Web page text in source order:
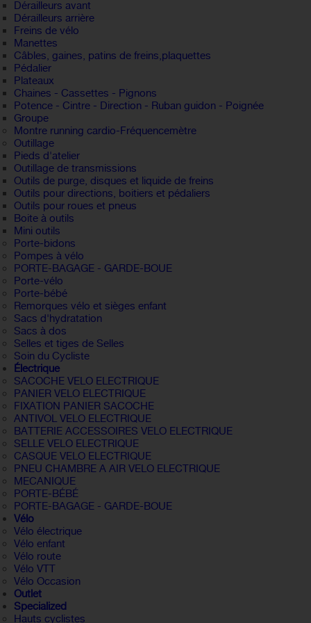
Dérailleurs avant
Dérailleurs arrière
Freins de vélo
Manettes
Câbles, gaines, patins de freins,plaquettes
Pédalier
Plateaux
Chaines - Cassettes - Pignons
Potence - Cintre - Direction - Ruban guidon - Poignée
Groupe
Montre running cardio-Fréquencemètre
Outillage
Pieds d'atelier
Outillage de transmissions
Outils de purge, disques et liquide de freins
Outils pour directions, boitiers et pédaliers
Outils pour roues et pneus
Boite à outils
Mini outils
Porte-bidons
Pompes à vélo
PORTE-BAGAGE - GARDE-BOUE
Porte-vélo
Porte-bébé
Remorques vélo et sièges enfant
Sacs d'hydratation
Sacs à dos
Selles et tiges de Selles
Soin du Cycliste
Électrique
SACOCHE VELO ELECTRIQUE
PANIER VELO ELECTRIQUE
FIXATION PANIER SACOCHE
ANTIVOL VELO ELECTRIQUE
BATTERIE ACCESSOIRES VELO ELECTRIQUE
SELLE VELO ELECTRIQUE
CASQUE VELO ELECTRIQUE
PNEU CHAMBRE A AIR VELO ELECTRIQUE
MECANIQUE
PORTE-BÉBÉ
PORTE-BAGAGE - GARDE-BOUE
Vélo
Vélo électrique
Vélo enfant
Vélo route
Vélo VTT
Vélo Occasion
Outlet
Specialized
Hauts cyclistes